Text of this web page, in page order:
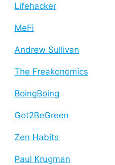
Lifehacker
MeFi
Andrew Sullivan
The Freakonomics
BoingBoing
Got2BeGreen
Zen Habits
Paul Krugman